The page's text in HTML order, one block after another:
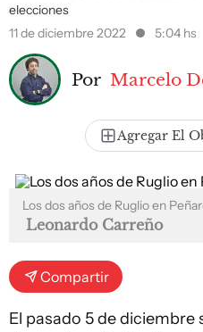
elecciones
11 de diciembre 2022
5:04 hs
Por Marcelo
Agregar El
Los dos años de Ruglio en
Leonardo Carreño
Compartir
El pasado 5 de